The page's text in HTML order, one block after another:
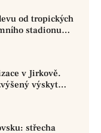
od tropických
stadionu
nemocným
v Jirkově.
výskyt
střecha